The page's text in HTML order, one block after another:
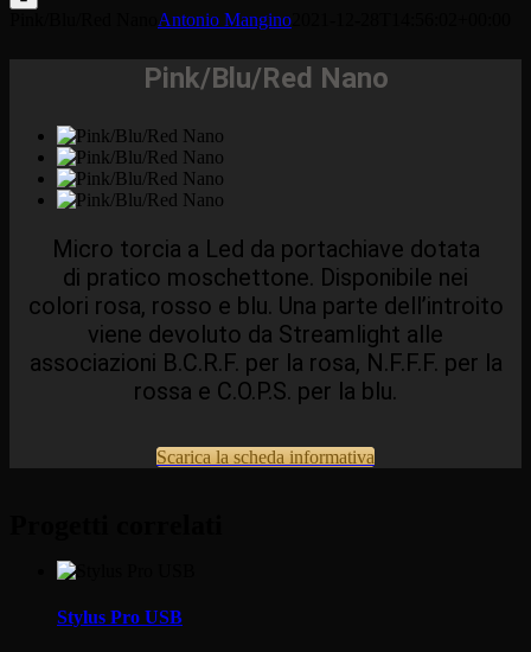
Antonio Mangino
Pink/Blu/Red Nano
Micro torcia a Led da portachiave dotata
di pratico moschettone. Disponibile nei
colori rosa, rosso e blu. Una parte dell’introito
viene devoluto da Streamlight alle
associazioni B.C.R.F. per la rosa, N.F.F.F. per la
rossa e C.O.P.S. per la blu.
Scarica la scheda informativa
Stylus Pro USB